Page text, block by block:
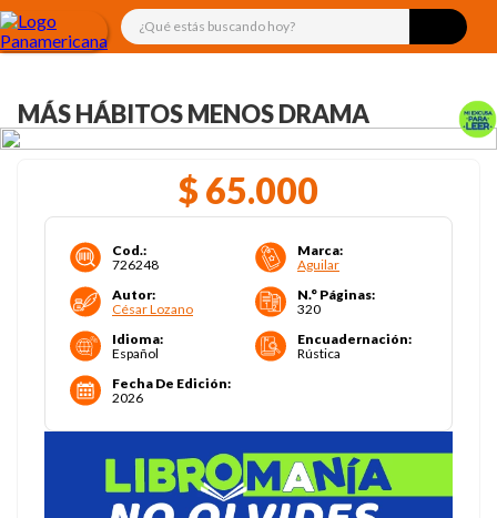
¿Qué estás buscando hoy?
MÁS HÁBITOS MENOS DRAMA
$ 65.000
Cod.:
726248
Marca:
Aguilar
Autor:
César Lozano
N.° Páginas:
320
Idioma:
Español
Encuadernación:
Rústica
Fecha De Edición:
2026